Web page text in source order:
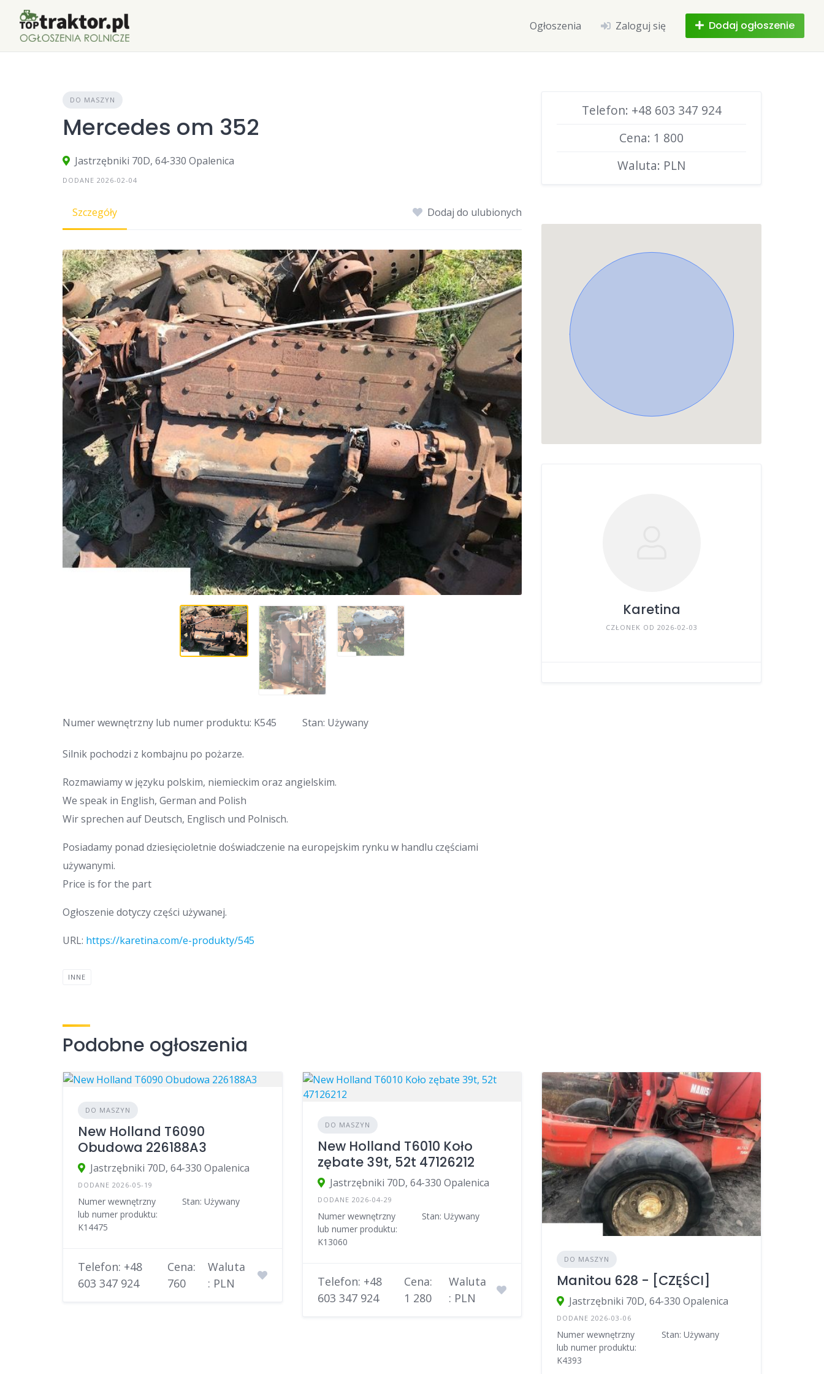
content
Ogłoszenia Zaloguj się Dodaj ogłoszenie
DO MASZYN
Mercedes om 352
Jastrzębniki 70D, 64-330 Opalenica
DODANE 2026-02-04
Szczegóły Dodaj do ulubionych
Numer wewnętrzny lub numer produktu: K545 Stan: Używany
Silnik pochodzi z kombajnu po pożarze.
Rozmawiamy w języku polskim, niemieckim oraz angielskim.
We speak in English, German and Polish
Wir sprechen auf Deutsch, Englisch und Polnisch.
Posiadamy ponad dziesięcioletnie doświadczenie na europejskim rynku w handlu częściami
używanymi.
Price is for the part
Ogłoszenie dotyczy części używanej.
URL: https://karetina.com/e-produkty/545
INNE
Telefon: +48 603 347 924
Cena: 1 800
Waluta: PLN
Karetina
CZŁONEK OD 2026-02-03
Podobne ogłoszenia
DO MASZYN
New Holland T6090
Obudowa 226188A3
Jastrzębniki 70D, 64-330 Opalenica
DODANE 2026-05-19
Numer wewnętrzny
lub numer produktu:
K14475
Stan: Używany
Telefon: +48
603 347 924
Cena:
760
Waluta
: PLN
DO MASZYN
New Holland T6010 Koło
zębate 39t, 52t 47126212
Jastrzębniki 70D, 64-330 Opalenica
DODANE 2026-04-29
Numer wewnętrzny
lub numer produktu:
K13060
Stan: Używany
Telefon: +48
603 347 924
Cena:
1 280
Waluta
: PLN
DO MASZYN
Manitou 628 - [CZĘŚCI]
Jastrzębniki 70D, 64-330 Opalenica
DODANE 2026-03-06
Numer wewnętrzny
lub numer produktu:
K4393
Stan: Używany